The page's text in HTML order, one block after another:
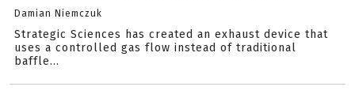
Damian Niemczuk
Strategic Sciences has created an exhaust device that
uses a controlled gas flow instead of traditional
baffle...